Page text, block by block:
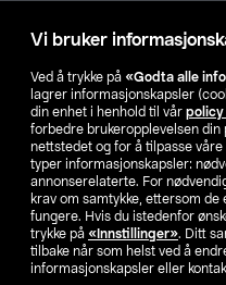
Vi bruker
Ved å trykke på «Godta alle
lagrer informasjonskapsler
din enhet i henhold til vår policy
forbedre brukeropplevelsen din
nettstedet og for å tilpasse
typer informasjonskapsler:
annonserelaterte. For
krav om samtykke, ettersom
fungere. Hvis du istedenfor
trykke på «Innstillinger». Ditt
tilbake når som helst ved å
informasjonskapsler eller
Våre selskaper
SE